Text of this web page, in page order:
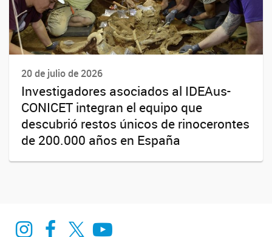
20 de julio de 2026
Investigadores asociados al IDEAus-
CONICET integran el equipo que
descubrió restos únicos de rinocerontes
de 200.000 años en España
Instagram
Facebook
TwitterYoutube